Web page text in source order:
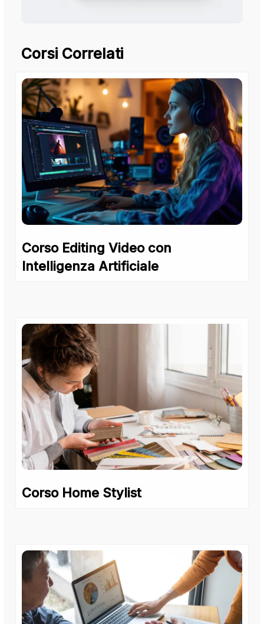
Corsi Correlati
Corso Editing Video con
Intelligenza Artificiale
Corso Home Stylist